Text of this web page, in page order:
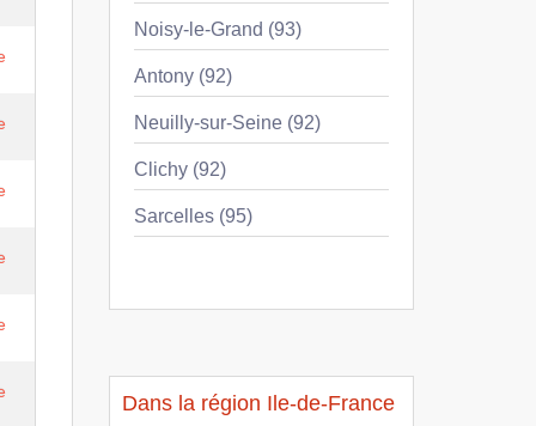
Noisy-le-Grand (93)
Antony (92)
Neuilly-sur-Seine (92)
Clichy (92)
Sarcelles (95)
Dans la région Ile-de-France